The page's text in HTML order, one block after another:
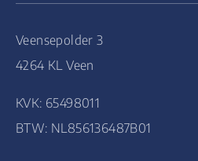
Veensepolder 3
4264 KL Veen
KVK: 65498011
BTW: NL856136487B01